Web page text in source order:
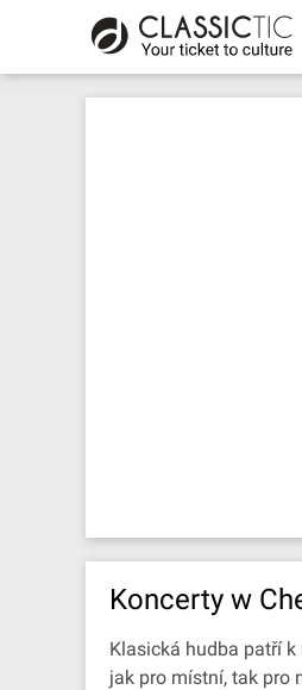
Koncerty w
Klasická hudba patří
jak pro místní, tak pro